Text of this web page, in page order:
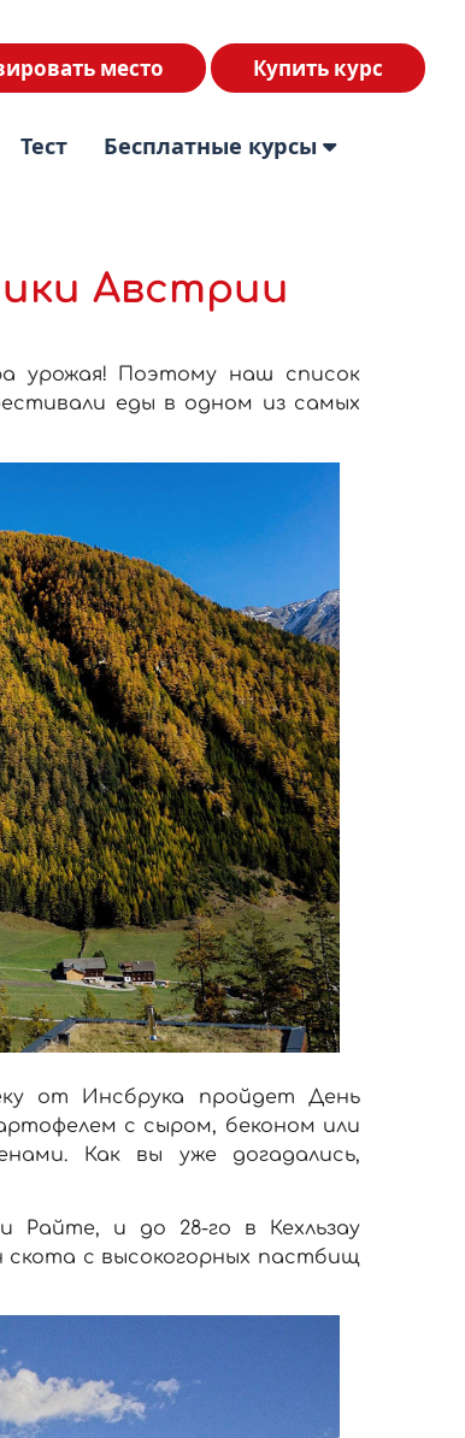
Купить курс
место
Тест Бесплатные курсы
Австрии
урожая! Поэтому наш список
еды в одном из самых
от Инсбрука пройдет День
с сыром, беконом или
Как вы уже догадались,
Райте, и до 28-го в Кехльзау
скота с высокогорных пастбищ